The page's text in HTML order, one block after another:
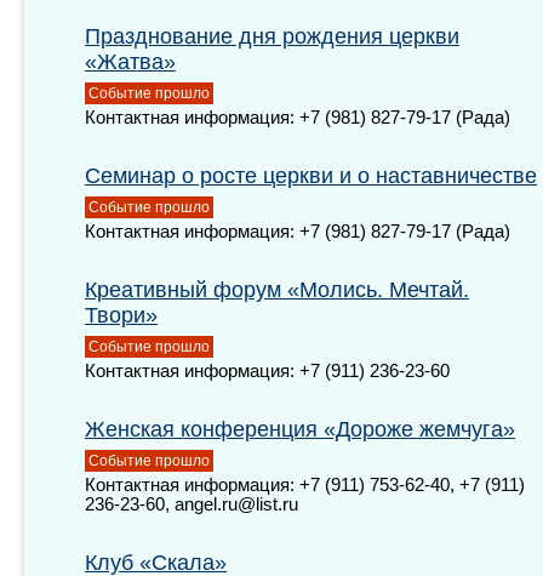
Празднование дня рождения церкви
«Жатва»
Событие прошло
Контактная информация: +7 (981) 827-79-17 (Рада)
Семинар о росте церкви и о наставничестве
Событие прошло
Контактная информация: +7 (981) 827-79-17 (Рада)
Креативный форум «Молись. Мечтай.
Твори»
Событие прошло
Контактная информация: +7 (911) 236-23-60
Женская конференция «Дороже жемчуга»
Событие прошло
Контактная информация: +7 (911) 753-62-40, +7 (911)
236-23-60, angel.ru@list.ru
Клуб «Скала»